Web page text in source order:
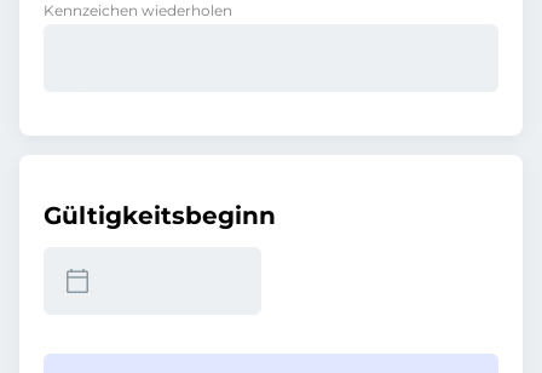
Kennzeichen wiederholen
Gültigkeitsbeginn